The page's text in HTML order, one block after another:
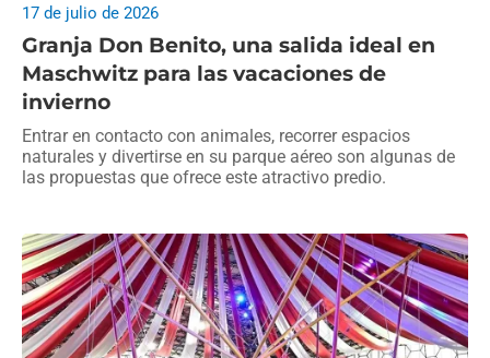
Granja Don Benito, una salida ideal en
Maschwitz para las vacaciones de
invierno
17 de julio de 2026
Entrar en contacto con animales, recorrer espacios
naturales y divertirse en su parque aéreo son algunas de
las propuestas que ofrece este atractivo predio.